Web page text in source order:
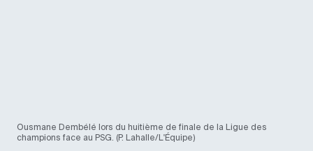
Ousmane Dembélé lors du huitième de finale de la Ligue des
champions face au PSG. (P. Lahalle/L'Équipe)